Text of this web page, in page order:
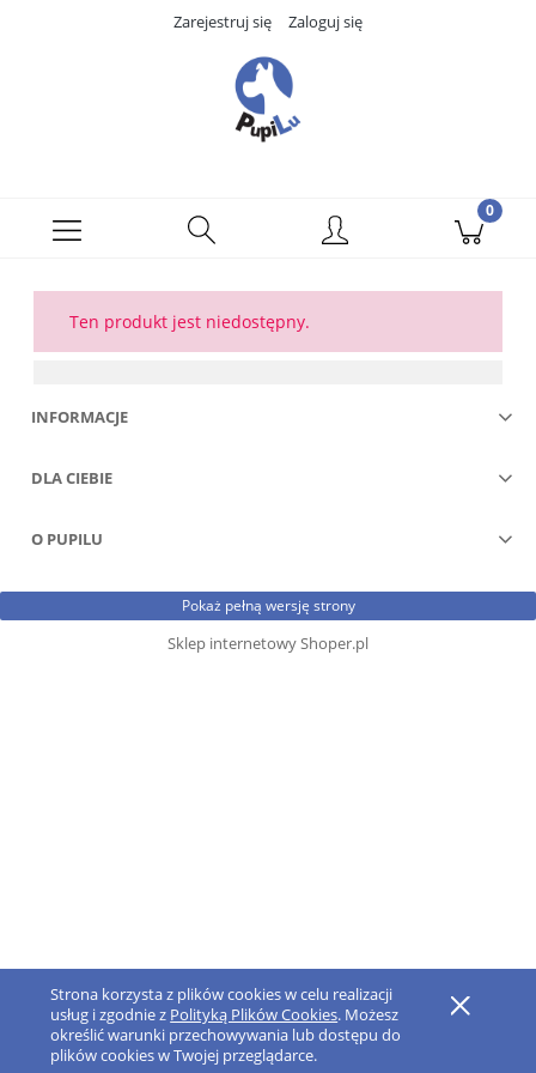
Strona korzysta z plików cookies w celu realizacji
usług i zgodnie z Polityką Plików Cookies. Możesz
określić warunki przechowywania lub dostępu do
plików cookies w Twojej przeglądarce.
Zarejestruj się Zaloguj się
Ten produkt jest niedostępny.
INFORMACJE
DLA CIEBIE
O PUPILU
Pokaż pełną wersję strony
Sklep internetowy Shoper.pl